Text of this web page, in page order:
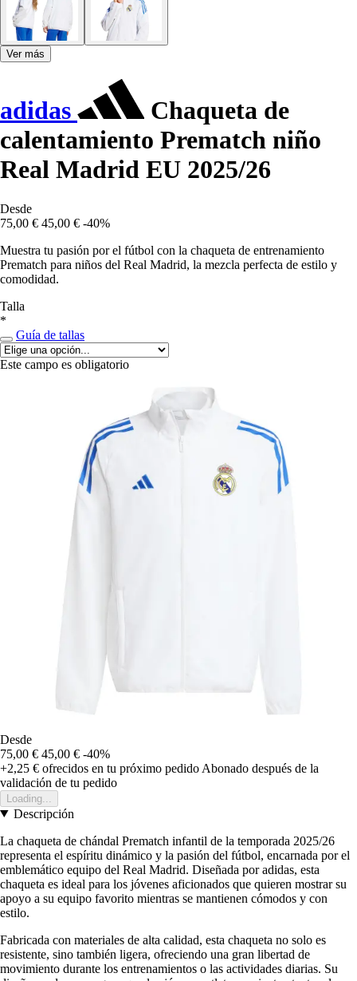
Ver más
adidas
Chaqueta de
calentamiento Prematch niño
Real Madrid EU 2025/26
Desde
75,00 € 45,00 € -40%
Muestra tu pasión por el fútbol con la chaqueta de entrenamiento
Prematch para niños del Real Madrid, la mezcla perfecta de estilo y
comodidad.
Talla
*
Guía de tallas
Este campo es obligatorio
Desde
75,00 € 45,00 € -40%
+2,25 € ofrecidos en tu próximo pedido Abonado después de la
validación de tu pedido
Loading...
Descripción
La chaqueta de chándal Prematch infantil de la temporada 2025/26
representa el espíritu dinámico y la pasión del fútbol, encarnada por el
emblemático equipo del Real Madrid. Diseñada por adidas, esta
chaqueta es ideal para los jóvenes aficionados que quieren mostrar su
apoyo a su equipo favorito mientras se mantienen cómodos y con
estilo.
Fabricada con materiales de alta calidad, esta chaqueta no solo es
resistente, sino también ligera, ofreciendo una gran libertad de
movimiento durante los entrenamientos o las actividades diarias. Su